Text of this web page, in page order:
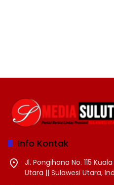
Info Kontak
Jl. Pongihana No. 115
Utara || Sulawesi Utara,